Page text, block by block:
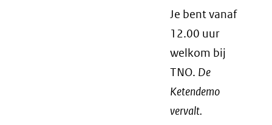
Je bent vanaf
12.00 uur
welkom bij
TNO. De
Ketendemo
vervalt.